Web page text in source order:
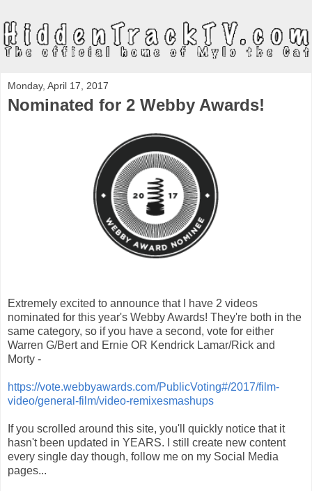
Monday, April 17, 2017
Nominated for 2 Webby Awards!
Extremely excited to announce that I have 2 videos
nominated for this year's Webby Awards! They're both in the
same category, so if you have a second, vote for either
Warren G/Bert and Ernie OR Kendrick Lamar/Rick and
Morty -
https://vote.webbyawards.com/PublicVoting#/2017/film-
video/general-film/video-remixesmashups
If you scrolled around this site, you'll quickly notice that it
hasn't been updated in YEARS. I still create new content
every single day though, follow me on my Social Media
pages...